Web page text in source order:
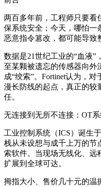
两百多年前，工程师只要看
保系统安全；今天，哪怕一
恶意指令篡改，都可能导致
数据是21世纪工业的“血液”
至某颗被遗忘的传感器向外
成“绞索”。Fortinet认为，对
漫长防线的起点，真正的较
任。
无连接到无所不连接：OT
工业控制系统（ICS）诞生
栈从未设想与成千上万的节
索软件。当现场无线化、远
扩展到全球可达。
拇指大小、售价几十元的温